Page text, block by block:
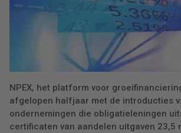
NPEX, het platform voor
afgelopen halfjaar met de introducties
ondernemingen die obligatieleningen
certificaten van aandelen uitgaven 23,5